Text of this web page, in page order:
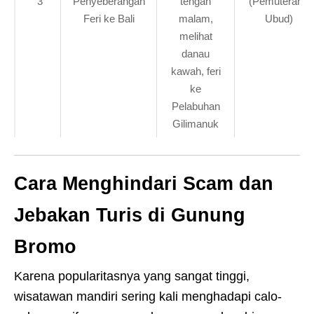
Feri ke Bali
malam,
melihat
danau
kawah, feri
ke
Pelabuhan
Gilimanuk
Ubud)
Cara Menghindari Scam dan
Jebakan Turis di Gunung
Bromo
Karena popularitasnya yang sangat tinggi,
wisatawan mandiri sering kali menghadapi calo-